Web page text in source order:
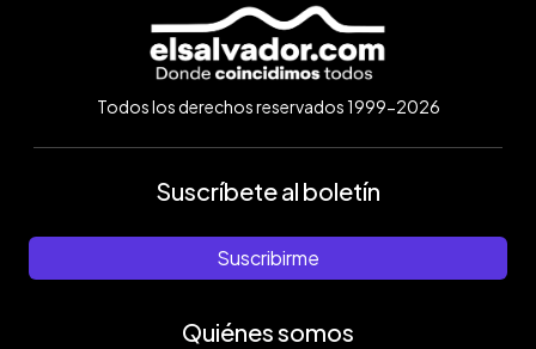
Todos los derechos reservados 1999-2026
Suscríbete al boletín
Suscribirme
Quiénes somos